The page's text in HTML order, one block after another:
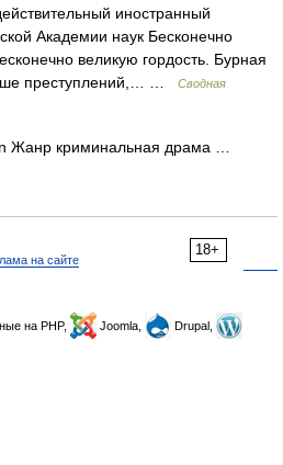
иностранный
Академии наук Бесконечно
великую гордость. Бурная
преступлений,… …
Сводная
Жанр криминальная драма …
18+
на сайте
на PHP, Joomla,
Drupal,